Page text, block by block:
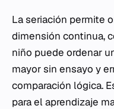
La seriación permite
dimensión continua,
niño puede ordenar
mayor sin ensayo y
comparación lógica.
para el aprendizaje